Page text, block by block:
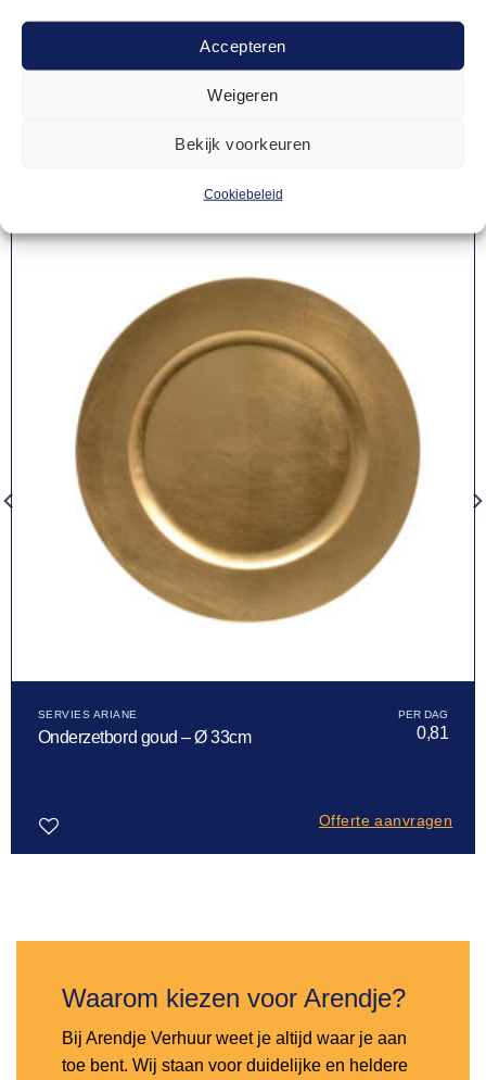
Accepteren
Weigeren
Bekijk voorkeuren
Cookiebeleid
Gerelateerde
producten
SERVIES ARIANE
Onderzetbord goud – Ø 33cm 0,81
Offerte aanvragen
Waarom kiezen voor Arendje?
Bij Arendje Verhuur weet je altijd waar je aan
toe bent. Wij staan voor duidelijke en heldere